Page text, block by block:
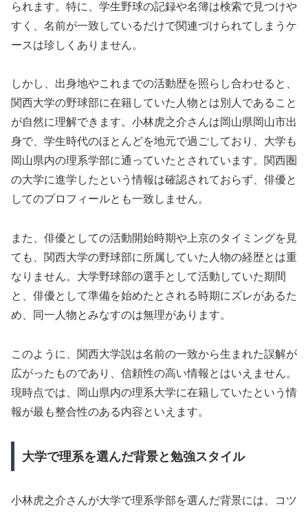
られます。特に、学生野球の記録や名簿は検索で見つけや
すく、名前が一致しているだけで関連づけられてしまうケ
ースは珍しくありません。
しかし、出身地やこれまでの活動歴を照らし合わせると、
関西大学の野球部に在籍していた人物とは別人であること
が自然に理解できます。小林虎之介さんは岡山県岡山市出
身で、学生時代のほとんどを地元で過ごしており、大学も
岡山県内の理系学部に通っていたとされています。関西圏
の大学に進学したという情報は確認されておらず、俳優と
してのプロフィールとも一致しません。
また、俳優としての活動開始時期や上京のタイミングを見
ても、関西大学の野球部に所属していた人物の経歴とは重
なりません。大学野球部の選手として活動していた期間
と、俳優として準備を始めたとされる時期にズレがあるた
め、同一人物とみなすのは無理があります。
このように、関西大学説は名前の一致から生まれた誤解が
広がったものであり、信頼性の高い情報とはいえません。
現時点では、岡山県内の理系大学に在籍していたという情
報が最も整合性のある内容といえます。
大学で理系を選んだ背景と勉強スタイル
小林虎之介さんが大学で理系学部を選んだ背景には、コツ